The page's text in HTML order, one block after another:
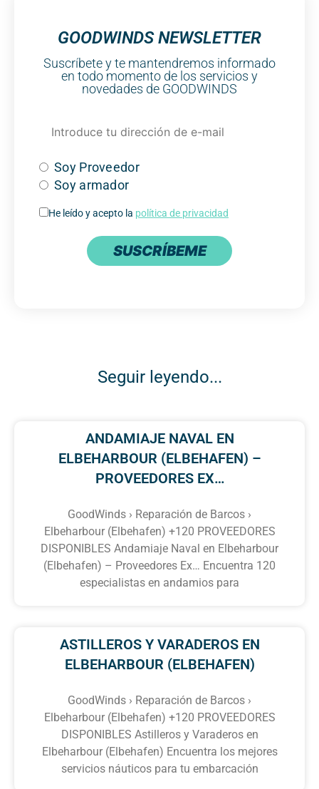
GOODWINDS NEWSLETTER
Suscríbete y te mantendremos informado
en todo momento de los servicios y
novedades de GOODWINDS
Soy Proveedor
Soy armador
He leído y acepto la política de privacidad
SUSCRÍBEME
Seguir leyendo...
ANDAMIAJE NAVAL EN
ELBEHARBOUR (ELBEHAFEN) –
PROVEEDORES EX…
GoodWinds › Reparación de Barcos ›
Elbeharbour (Elbehafen) +120 PROVEEDORES
DISPONIBLES Andamiaje Naval en Elbeharbour
(Elbehafen) – Proveedores Ex… Encuentra 120
especialistas en andamios para
ASTILLEROS Y VARADEROS EN
ELBEHARBOUR (ELBEHAFEN)
GoodWinds › Reparación de Barcos ›
Elbeharbour (Elbehafen) +120 PROVEEDORES
DISPONIBLES Astilleros y Varaderos en
Elbeharbour (Elbehafen) Encuentra los mejores
servicios náuticos para tu embarcación